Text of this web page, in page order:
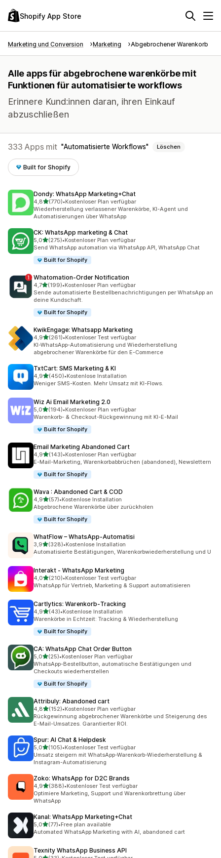
Shopify App Store
Marketing und Conversion Marketing Abgebrochener Warenkorb
Alle apps für abgebrochene warenkörbe mit
Funktionen für automatisierte workflows
Erinnere Kund:innen daran, ihren Einkauf
abzuschließen
333 Apps mit Automatisierte Workflows Löschen
Built for Shopify
Dondy: WhatsApp Marketing+Chat
4,8von 5 Sternen
(770)
770 Rezensionen insgesamt
•Kostenloser Plan verfügbar
Wiederherstellung verlassener Warenkörbe, KI-Agent und
Automatisierungen über WhatsApp
CK: WhatsApp marketing & Chat
5,0von 5 Sternen
(275)
275 Rezensionen insgesamt
•Kostenloser Plan verfügbar
Send WhatsApp automation via WhatsApp API, WhatsApp Chat
Built for Shopify
Whatomation‑Order Notification
4,7von 5 Sternen
(199)
199 Rezensionen insgesamt
•Kostenloser Plan verfügbar
Sende automatisierte Bestellbenachrichtigungen per WhatsApp an
deine Kundschaft.
Built for Shopify
KwikEngage: Whatsapp Marketing
4,9von 5 Sternen
(261)
261 Rezensionen insgesamt
•Kostenloser Test verfügbar
KI-WhatsApp-Automatisierung und Wiederherstellung
abgebrochener Warenkörbe für den E-Commerce
TxtCart: SMS Marketing & KI
4,9von 5 Sternen
(450)
450 Rezensionen insgesamt
•Kostenlose Installation
Weniger SMS-Kosten. Mehr Umsatz mit KI-Flows.
Wiz Ai Email Marketing 2.0
5,0von 5 Sternen
(194)
194 Rezensionen insgesamt
•Kostenloser Plan verfügbar
Warenkorb- & Checkout-Rückgewinnung mit KI-E-Mail
Built for Shopify
Email Marketing Abandoned Cart
4,9von 5 Sternen
(143)
143 Rezensionen insgesamt
•Kostenloser Plan verfügbar
E-Mail-Marketing, Warenkorbabbrüchen (abandoned), Newslettern
Built for Shopify
Wava : Abandoned Cart & COD
4,9von 5 Sternen
(57)
57 Rezensionen insgesamt
•Kostenlose Installation
Abgebrochene Warenkörbe über zurückholen
Built for Shopify
WhatFlow – WhatsApp‑Automatisi
3,9von 5 Sternen
(328)
328 Rezensionen insgesamt
•Kostenlose Installation
Automatisierte Bestätigungen, Warenkorbwiederherstellung und U
Interakt ‑ WhatsApp Marketing
4,0von 5 Sternen
(210)
210 Rezensionen insgesamt
•Kostenloser Test verfügbar
WhatsApp für Vertrieb, Marketing & Support automatisieren
Cartlytics: Warenkorb‑Tracking
4,9von 5 Sternen
(43)
43 Rezensionen insgesamt
•Kostenlose Installation
Warenkörbe in Echtzeit: Tracking & Wiederherstellung
Built for Shopify
CA: WhatsApp Chat Order Button
5,0von 5 Sternen
(25)
25 Rezensionen insgesamt
•Kostenloser Plan verfügbar
WhatsApp-Bestellbutton, automatische Bestätigungen und
Checkouts wiederherstellen
Built for Shopify
Attribuly: Abandoned cart
4,8von 5 Sternen
(152)
152 Rezensionen insgesamt
•Kostenloser Plan verfügbar
Rückgewinnung abgebrochener Warenkörbe und Steigerung des
E-Mail-Umsatzes. Garantierter ROI.
Spur: AI Chat & Helpdesk
5,0von 5 Sternen
(105)
105 Rezensionen insgesamt
•Kostenloser Test verfügbar
Umsatz steigern mit WhatsApp-Warenkorb-Wiederherstellung &
Instagram-Automatisierung
Zoko: WhatsApp for D2C Brands
4,9von 5 Sternen
(388)
388 Rezensionen insgesamt
•Kostenloser Test verfügbar
Optimiere Marketing, Support und Warenkorbrettung über
WhatsApp
Kanal: WhatsApp Marketing+Chat
5,0von 5 Sternen
(77)
77 Rezensionen insgesamt
•Free plan available
Automated WhatsApp Marketing with AI, abandoned cart
Texnity WhatsApp Business API